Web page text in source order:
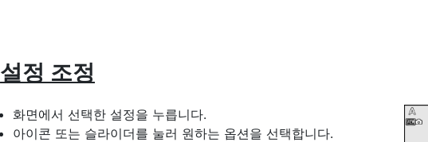
설정 조정
화면에서 선택한 설정을 누릅니다.
아이콘 또는 슬라이더를 눌러 원하는 옵션을 선택합니다.